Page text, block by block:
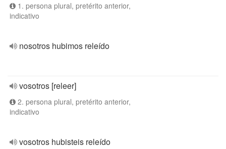
1. persona plural, pretérito anterior,
indicativo
nosotros hubimos releído
vosotros [releer]
2. persona plural, pretérito anterior,
indicativo
vosotros hubisteis releído